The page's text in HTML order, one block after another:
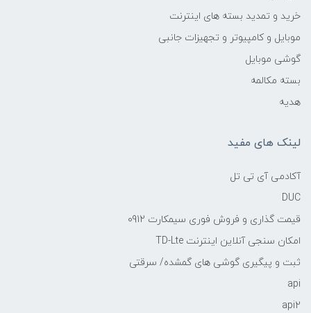
خرید و تمدید بسته های اینترنت
موبایل و کامپیوتر و تجهیزات جانبی
گوشی موبایل
بسته مکالمه
هدیه
لینک های مفید
آکادمی آی تی تل
DUC
قیمت گذاری و فروش فوری سیمکارت 0912
امکان سنجی آنلاین اینترنت TD-Lte
ثبت و پیگیری گوشی های گمشده/ سرقتی
api
api2